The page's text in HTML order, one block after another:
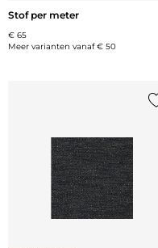
Stof per meter
€ 65
Meer varianten vanaf€ 50